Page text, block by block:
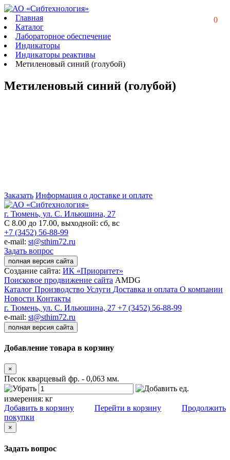
0
Главная
Каталог
Лабораторное обеспечение
Индикаторы
Индикаторы реактивы
Метиленовый синий (голубой)
Метиленовый синий (голубой)
Заказать Информация о доставке и оплате
г. Тюмень, ул. С. Ильюшина, 27
С 8.00 до 17.00, выходной: сб, вс
+7 (3452) 56-88-99
e-mail: st@sthim72.ru
Задать вопрос
полная версия сайта
Создание сайта: ИК «Приоритет»
Поисковое продвижение сайта AMDG
Каталог Производство Услуги Доставка и оплата О компании
Новости Контакты
г. Тюмень, ул. С. Ильюшина, 27 +7 (3452) 56-88-99
e-mail: st@sthim72.ru
полная версия сайта
Добавление товара в корзину
×
Песок кварцевый фр. - 0,063 мм.
ед.
измерения: кг
Добавить в корзину
Перейти в корзину
Продолжить
покупки
×
Задать вопрос